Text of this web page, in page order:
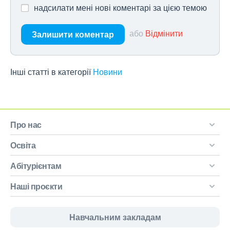
надсилати мені нові коментарі за цією темою
Залишити коментар або Відмінити
Інші статті в категорії Новини
Про нас
Освіта
Абітурієнтам
Наші проєкти
Навчальним закладам